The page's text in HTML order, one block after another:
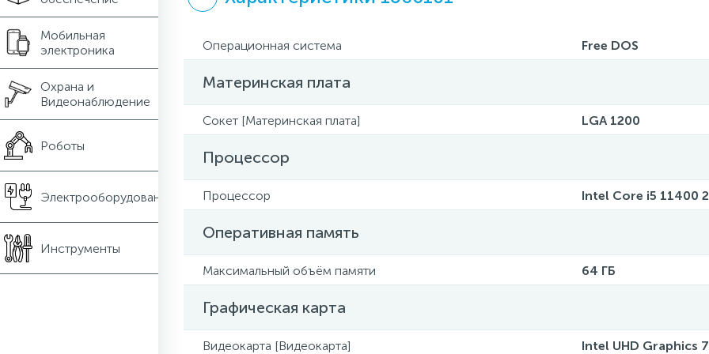
Мобильная
электроника
Охрана и
Видеонаблюдение
Роботы
Электрооборудование
Инструменты
Операционная система Free DOS
Материнская плата
Сокет [Материнская плата] LGA 1200
Процессор
Процессор Intel Core i5 11400
Оперативная память
Максимальный объём памяти 64 ГБ
Графическая карта
Видеокарта [Видеокарта] Intel UHD Graphics